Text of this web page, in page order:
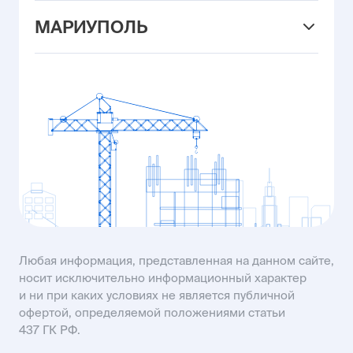
MAIL26@USIMAIL.RU
ул. Вересаева, 101/3
ул. Левобережная, 6/6
MAIL61@USIMAIL.RU
ул. Промышленная, 23
KISLOVODSK@USIMAIL.RU
МАРИУПОЛЬ
пр-кт Строителей, 93А
SALES61@USIMAIL.RU
Любая информация, представленная на данном сайте,
носит исключительно информационный характер
и ни при каких условиях не является публичной
офертой, определяемой положениями статьи
437 ГК РФ.